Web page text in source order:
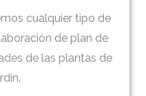
cualquier tipo de
de plan de
de las plantas de